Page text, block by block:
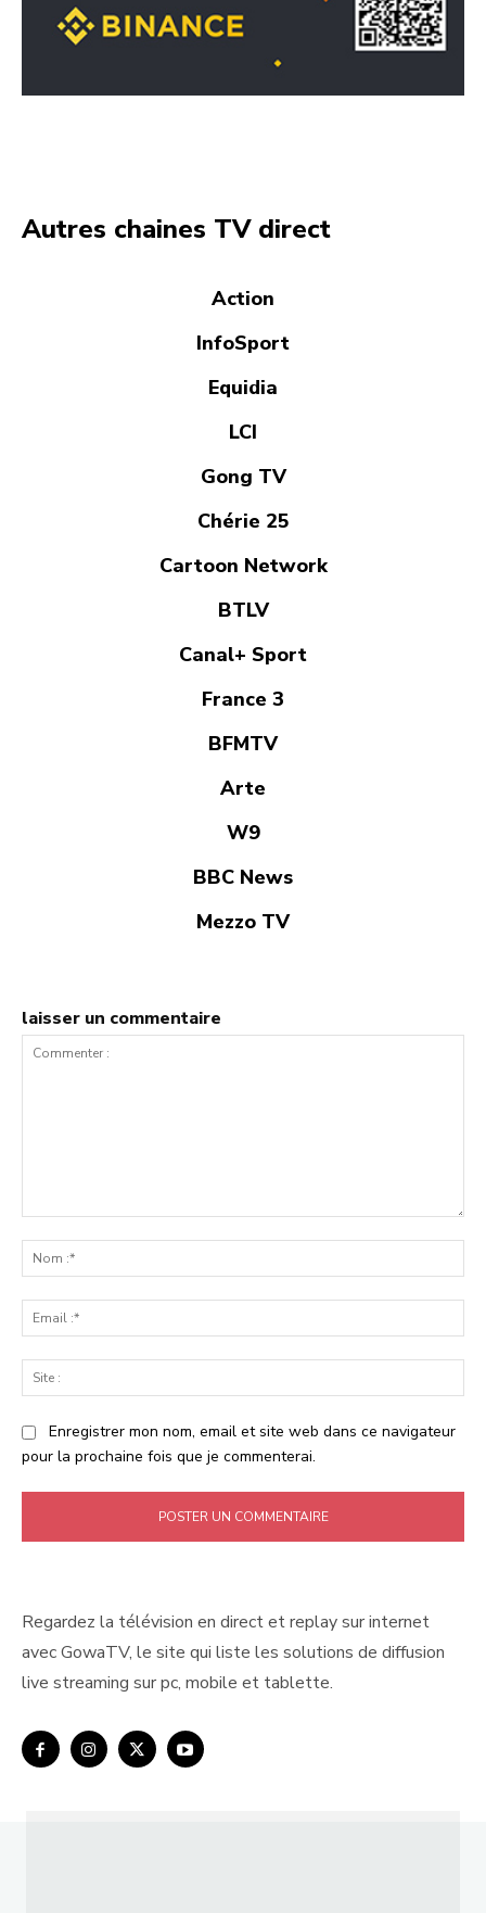
Autres chaines TV direct
Action
InfoSport
Equidia
LCI
Gong TV
Chérie 25
Cartoon Network
BTLV
Canal+ Sport
France 3
BFMTV
Arte
W9
BBC News
Mezzo TV
laisser un commentaire
:*
:*
:
Enregistrer mon nom, email et site web dans ce navigateur
pour la prochaine fois que je commenterai.
Regardez la télévision en direct et replay sur internet
avec GowaTV, le site qui liste les solutions de diffusion
live streaming sur pc, mobile et tablette.